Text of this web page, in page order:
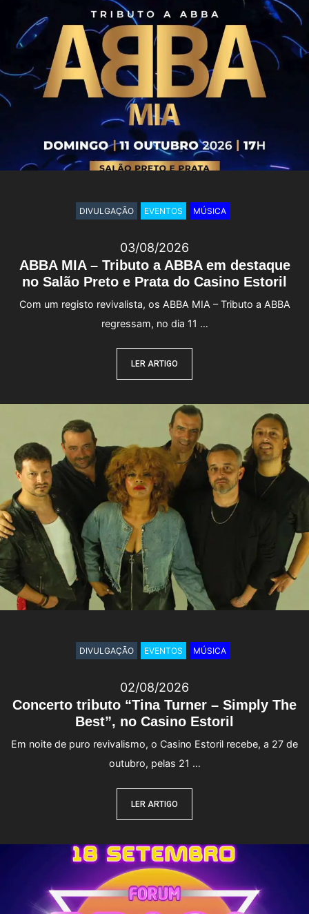
ABBA MIA – Tributo a ABBA em destaque
no Salão Preto e Prata do Casino Estoril
03/08/2026
Com um registo revivalista, os ABBA MIA – Tributo a ABBA
regressam, no dia 11 …
LER ARTIGO
DIVULGAÇÃO EVENTOS MÚSICA
Concerto tributo “Tina Turner – Simply The
Best”, no Casino Estoril
02/08/2026
Em noite de puro revivalismo, o Casino Estoril recebe, a 27 de
outubro, pelas 21 …
LER ARTIGO
DIVULGAÇÃO EVENTOS MÚSICA